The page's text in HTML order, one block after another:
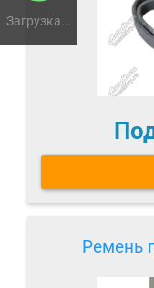
Загрузка...
Ремень